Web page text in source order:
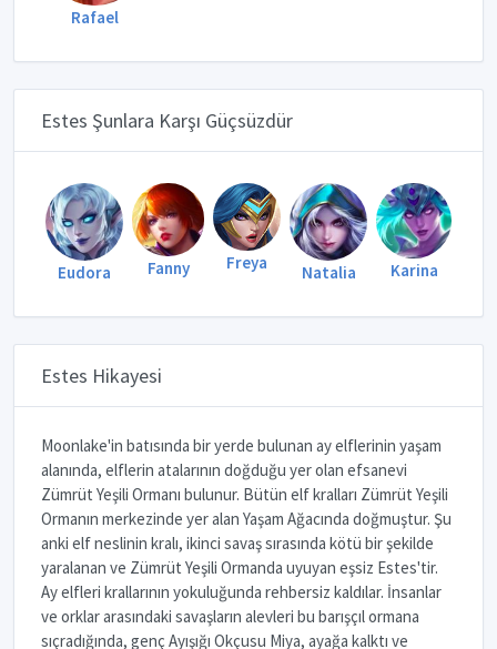
Rafael
Estes Şunlara Karşı Güçsüzdür
Eudora Fanny Freya
Natalia Karina
Estes Hikayesi
Moonlake'in batısında bir yerde bulunan ay elflerinin yaşam
alanında, elflerin atalarının doğduğu yer olan efsanevi
Zümrüt Yeşili Ormanı bulunur. Bütün elf kralları Zümrüt Yeşili
Ormanın merkezinde yer alan Yaşam Ağacında doğmuştur. Şu
anki elf neslinin kralı, ikinci savaş sırasında kötü bir şekilde
yaralanan ve Zümrüt Yeşili Ormanda uyuyan eşsiz Estes'tir.
Ay elfleri krallarının yokuluğunda rehbersiz kaldılar. İnsanlar
ve orklar arasındaki savaşların alevleri bu barışçıl ormana
sıçradığında, genç Ayışığı Okçusu Miya, ayağa kalktı ve